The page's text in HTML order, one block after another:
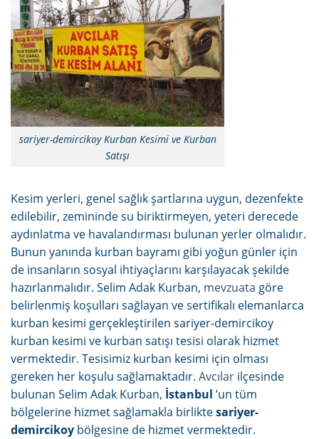
sariyer-demircikoy Kurban Kesimi ve Kurban
Satışı
Kesim yerleri, genel sağlık şartlarına uygun, dezenfekte
edilebilir, zemininde su biriktirmeyen, yeteri derecede
aydınlatma ve havalandırması bulunan yerler olmalıdır.
Bunun yanında kurban bayramı gibi yoğun günler için
de insanların sosyal ihtiyaçlarını karşılayacak şekilde
hazırlanmalıdır. Selim Adak Kurban, mevzuata göre
belirlenmiş koşulları sağlayan ve sertifikalı elemanlarca
kurban kesimi gerçekleştirilen sariyer-demircikoy
kurban kesimi ve kurban satışı tesisi olarak hizmet
vermektedir. Tesisimiz kurban kesimi için olması
gereken her koşulu sağlamaktadır. Avcılar ilçesinde
bulunan Selim Adak Kurban, İstanbul ’un tüm
bölgelerine hizmet sağlamakla birliktesariyer-
demircikoy bölgesine de hizmet vermektedir.